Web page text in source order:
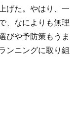
げた。やはり、一
、なによりも無理
びや予防策もうま
ンニングに取り組